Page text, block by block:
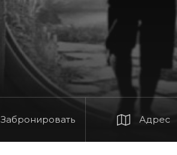
Забронировать Адрес